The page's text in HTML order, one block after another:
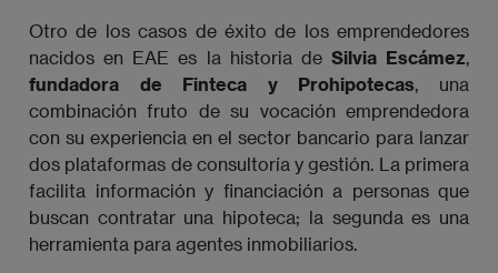
Otro de los casos de éxito de los emprendedores
nacidos en EAE es la historia de Silvia Escámez,
fundadora de Finteca y Prohipotecas, una
combinación fruto de su vocación emprendedora
con su experiencia en el sector bancario para lanzar
dos plataformas de consultoría y gestión. La primera
facilita información y financiación a personas que
buscan contratar una hipoteca; la segunda es una
herramienta para agentes inmobiliarios.